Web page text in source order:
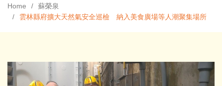
Home
蘇榮泉
雲林縣府擴大天然氣安全巡檢 納入美食廣場等人潮聚集場所